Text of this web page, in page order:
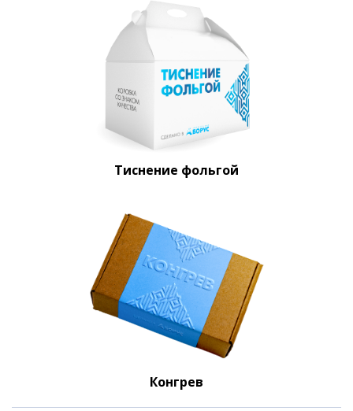
Тиснение фольгой
Конгрев